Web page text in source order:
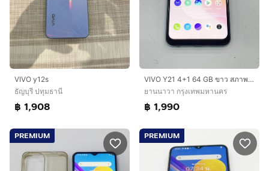
VIVO y12s
ธัญบุรี ปทุมธานี
฿ 1,908
VIVO Y21 4+1 64 GB ขาว สภาพสวย ไม่เคยซ่อม แบตนาน ราคาถูกใจ
ยานนาวา กรุงเทพมหานคร
฿ 1,990
PREMIUM PREMIUM